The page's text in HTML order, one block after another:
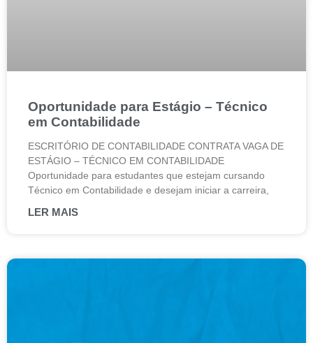
Oportunidade para Estágio – Técnico
em Contabilidade
ESCRITÓRIO DE CONTABILIDADE CONTRATA VAGA DE
ESTÁGIO – TÉCNICO EM CONTABILIDADE
Oportunidade para estudantes que estejam cursando
Técnico em Contabilidade e desejam iniciar a carreira,
LER MAIS